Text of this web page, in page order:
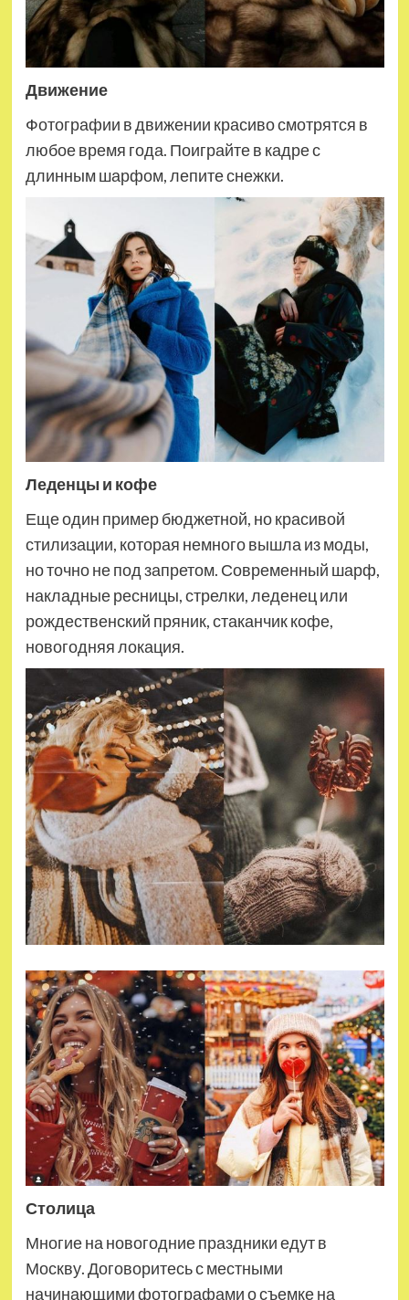
Движение
Фотографии в движении красиво смотрятся в
любое время года. Поиграйте в кадре с
длинным шарфом, лепите снежки.
Леденцы и кофе
Еще один пример бюджетной, но красивой
стилизации, которая немного вышла из моды,
но точно не под запретом. Современный шарф,
накладные ресницы, стрелки, леденец или
рождественский пряник, стаканчик кофе,
новогодняя локация.
Столица
Многие на новогодние праздники едут в
Москву. Договоритесь с местными
начинающими фотографами о съемке на